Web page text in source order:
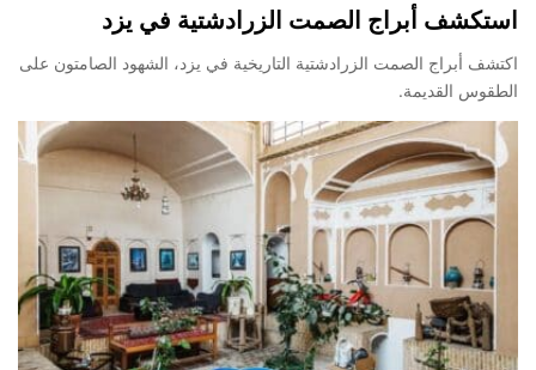
استكشف أبراج الصمت الزرادشتية في يزد
اكتشف أبراج الصمت الزرادشتية التاريخية في يزد، الشهود الصامتون على
الطقوس القديمة.